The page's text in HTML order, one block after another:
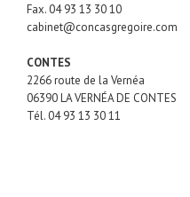
Fax. 04 93 13 30 10
cabinet@concasgregoire.com
CONTES
2266 route de la Vernéa
06390 LA VERNÉA DE CONTES
Tél. 04 93 13 30 11